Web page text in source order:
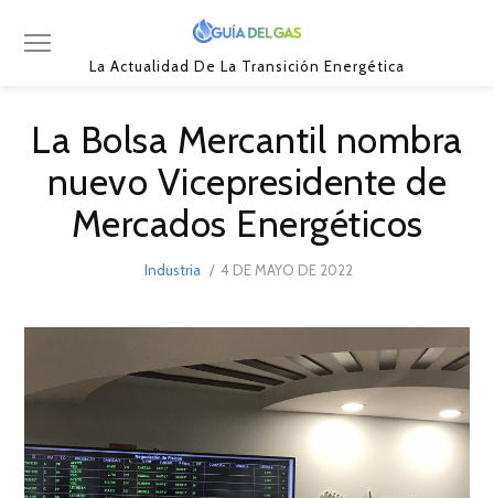
La Actualidad De La Transición Energética
La Bolsa Mercantil nombra
nuevo Vicepresidente de
Mercados Energéticos
Industria
POSTED
4 DE MAYO DE 2022
2022